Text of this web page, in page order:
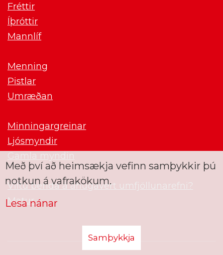
Fréttir
Íþróttir
Mannlíf
Menning
Pistlar
Umræðan
Minningargreinar
Ljósmyndir
Gamla myndin
Viltu benda á áhugavert umfjöllunarefni?
Matur
Með því að heimsækja vefinn samþykkir þú
notkun á vafrakökum.
Lesa nánar
Samþykkja